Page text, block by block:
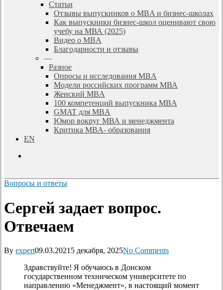
Статьи
Отзывы выпускников о MBA и бизнес-школах
Как выпускники бизнес-школ оценивают свою
учебу на МВА (2025)
Видео о MBA
Благодарности и отзывы
—
Разное
Опросы и исследования MBA
Модели российских программ МВА
Женский MBA
100 компетенций выпускника MBA
GMAT для MBA
Юмор вокруг МВА и менеджмента
Критика MBA- образования
EN
Вопросы и ответы
Сергей задает вопрос.
Отвечаем
By expert09.03.2021 5 декабря, 2025No Comments
Здравствуйте! Я обучаюсь в Донском
государственном техническом университете по
направлению «Менеджмент», в настоящий момент